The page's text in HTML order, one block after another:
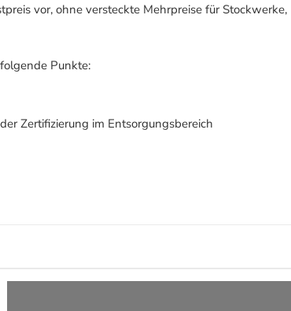
vor, ohne versteckte Mehrpreise für Stockwerke,
Punkte:
Zertifizierung im Entsorgungsbereich